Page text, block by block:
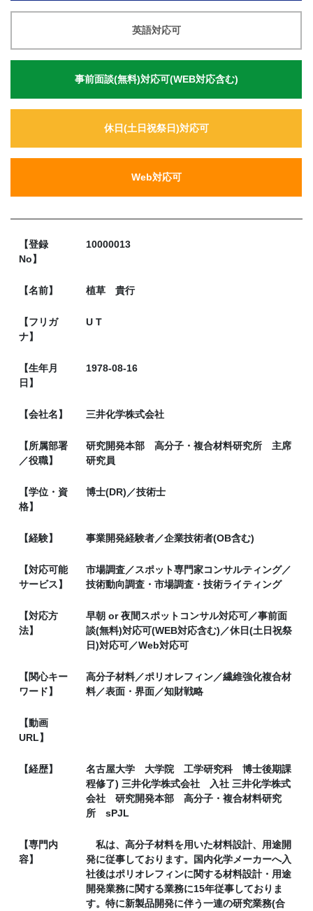
英語対応可
事前面談(無料)対応可(WEB対応含む)
休日(土日祝祭日)対応可
Web対応可
【登録
No】
10000013
【名前】 植草 貴行
【フリガ
ナ】
U T
【生年月
日】
1978-08-16
【会社名】 三井化学株式会社
【所属部署
／役職】
研究開発本部 高分子・複合材料研究所 主席
研究員
【学位・資
格】
博士(DR)／技術士
【経験】 事業開発経験者／企業技術者(OB含む)
【対応可能
サービス】
市場調査／スポット専門家コンサルティング／
技術動向調査・市場調査・技術ライティング
【対応方
法】
早朝 or 夜間スポットコンサル対応可／事前面
談(無料)対応可(WEB対応含む)／休日(土日祝祭
日)対応可／Web対応可
【関心キー
ワード】
高分子材料／ポリオレフィン／繊維強化複合材
料／表面・界面／知財戦略
【動画
URL】
【経歴】
名古屋大学 大学院 工学研究科 博士後期課
程修了) 三井化学株式会社 入社 三井化学株式
会社 研究開発本部 高分子・複合材料研究
所 sPJL
【専門内
容】
私は、高分子材料を用いた材料設計、用途開
発に従事しております。国内化学メーカーへ入
社後はポリオレフィンに関する材料設計・用途
開発業務に関する業務に15年従事しておりま
す。特に新製品開発に伴う一連の研究業務(合